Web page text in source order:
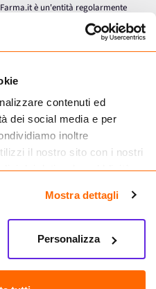
contenuti ed
dei social media e per
inoltre
il nostro sito con i nostri
dei dati web, pubblicità e
o che hanno raccolto dal
Mostra dettagli
Personalizza
è un'entità regolarmente
effettuare la vendita online di
884088